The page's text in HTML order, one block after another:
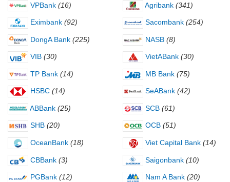
VPBank (16) Agribank (341)
Eximbank (92) Sacombank (254)
DongA Bank (225) NASB (8)
VIB (30) VietABank (30)
TP Bank (14) MB Bank (75)
HSBC (14) SeABank (42)
ABBank (25) SCB (61)
SHB (20) OCB (51)
OceanBank (18) Viet Capital Bank (14)
CBBank (3) Saigonbank (10)
PGBank (12) Nam A Bank (20)